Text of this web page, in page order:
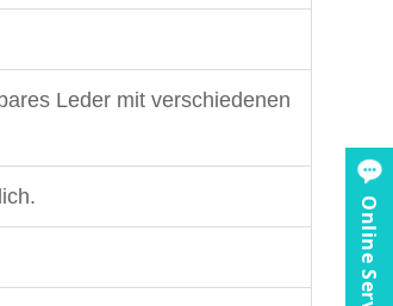
Leder mit verschiedenen
Online Service